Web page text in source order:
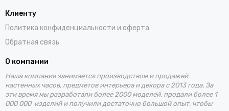
Клиенту
Политика конфиденциальности и оферта
Обратная связь
О компании
Наша компания занимается производством и продажей
настенных часов, предметов интерьера и декора с 2013 года. За
эти время мы разработали более 2000 моделей, продали более 1
000 000 изделий и получили достаточно большой опыт, чтобы